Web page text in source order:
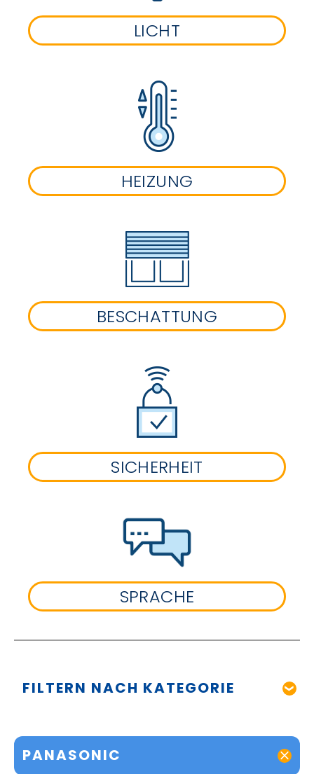
LICHT
HEIZUNG
BESCHATTUNG
SICHERHEIT
SPRACHE
FILTERN NACH KATEGORIE
PANASONIC